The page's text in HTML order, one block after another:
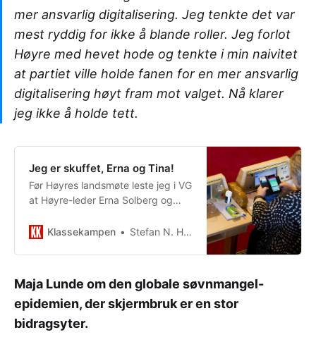
mer ansvarlig digitalisering. Jeg tenkte det var
mest ryddig for ikke å blande roller. Jeg forlot
Høyre med hevet hode og tenkte i min naivitet
at partiet ville holde fanen for en mer ansvarlig
digitalisering høyt fram mot valget. Nå klarer
jeg ikke å holde tett.
Jeg er skuffet, Erna og Tina!
Før Høyres landsmøte leste jeg i VG
at Høyre-leder Erna Solberg og
disiplin og konsentrasjon i skolen.
Klassekampen Stefan N. Halck (Tidligere Høyre-lokallagsleder i Volda, engasjert far og forkjemper for ansvarlig digitalisering)
Maja Lunde om den globale søvnmangel-
epidemien, der skjermbruk er en stor
bidragsyter.